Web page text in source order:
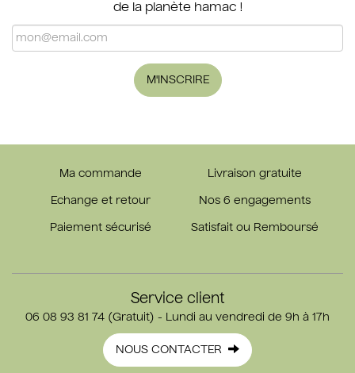
de la planète hamac !
M'INSCRIRE
Ma commande Livraison gratuite
Echange et retour Nos 6 engagements
Paiement sécurisé Satisfait ou Remboursé
Service client
06 08 93 81 74 (Gratuit) - Lundi au vendredi de 9h à 17h
NOUS CONTACTER